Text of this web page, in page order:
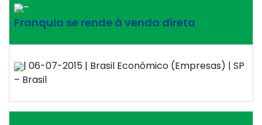
–
Franquia se rende à venda direta
| 06-07-2015 | Brasil Econômico (Empresas) | SP
– Brasil